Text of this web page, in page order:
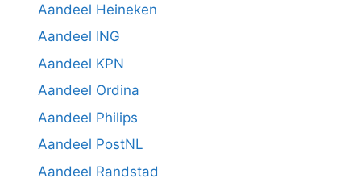
Aandeel Heineken
Aandeel ING
Aandeel KPN
Aandeel Ordina
Aandeel Philips
Aandeel PostNL
Aandeel Randstad